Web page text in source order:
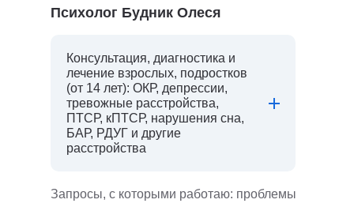
Психолог Будник Олеся
Консультация, диагностика и
лечение взрослых, подростков
(от 14 лет): ОКР, депрессии,
тревожные расстройства,
ПТСР, кПТСР, нарушения сна,
БАР, РДУГ и другие
расстройства
Запросы, с которыми работаю: проблемы